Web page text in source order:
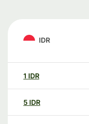
IDR
1 IDR
5 IDR